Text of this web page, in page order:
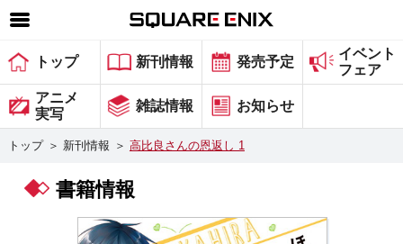
SQUARE ENIX 公式サイトメニュー
ゲーム
マガジン＆ブックス
グッズ
トップ 新刊情報 発売予定
イベント
フェア
アニメ
実写
雑誌情報 お知らせ
トップ ＞ 新刊情報 ＞ 高比良さんの恩返し 1
書籍情報